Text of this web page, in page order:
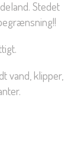
Stedet
vand, klipper,